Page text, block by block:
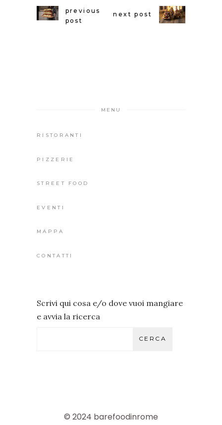
previous
post
next post
MENU
RISTORANTI
PIZZERIE
STREET FOOD
EVENTI
MAPPA
CONTATTI
Scrivi qui cosa e/o dove vuoi mangiare
e avvia la ricerca
CERCA
© 2024 barefoodinrome